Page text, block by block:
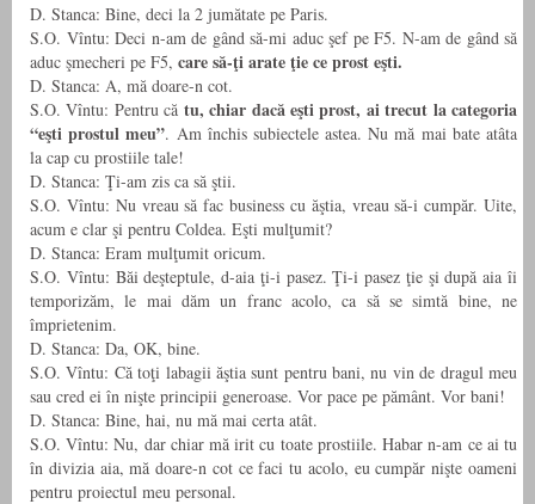
D. Stanca: Bine, deci la 2 jumătate pe Paris.
S.O. Vîntu: Deci n-am de gând să-mi aduc şef pe F5. N-am de gând să
aduc şmecheri pe F5, care să-ţi arate ţie ce prost eşti.
D. Stanca: A, mă doare-n cot.
S.O. Vîntu: Pentru că tu, chiar dacă eşti prost, ai trecut la categoria
“eşti prostul meu”. Am închis subiectele astea. Nu mă mai bate atâta
la cap cu prostiile tale!
D. Stanca: Ţi-am zis ca să ştii.
S.O. Vîntu: Nu vreau să fac business cu ăştia, vreau să-i cumpăr. Uite,
acum e clar şi pentru Coldea. Eşti mulţumit?
D. Stanca: Eram mulţumit oricum.
S.O. Vîntu: Băi deşteptule, d-aia ţi-i pasez. Ţi-i pasez ţie şi după aia îi
temporizăm, le mai dăm un franc acolo, ca să se simtă bine, ne
împrietenim.
D. Stanca: Da, OK, bine.
S.O. Vîntu: Că toţi labagii ăştia sunt pentru bani, nu vin de dragul meu
sau cred ei în nişte principii generoase. Vor pace pe pământ. Vor bani!
D. Stanca: Bine, hai, nu mă mai certa atât.
S.O. Vîntu: Nu, dar chiar mă irit cu toate prostiile. Habar n-am ce ai tu
în divizia aia, mă doare-n cot ce faci tu acolo, eu cumpăr nişte oameni
pentru proiectul meu personal.